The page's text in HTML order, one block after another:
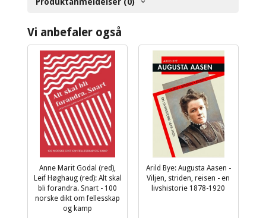
Vi anbefaler også
Anne Marit Godal (red),
Leif Høghaug (red): Alt skal
bli forandra. Snart - 100
norske dikt om fellesskap
og kamp
Arild Bye: Augusta Aasen -
Viljen, striden, reisen - en
livshistorie 1878-1920